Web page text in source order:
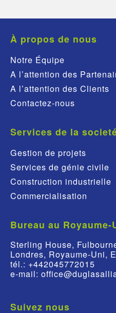
À propos de nous
Notre Équipe
A l’attention des
A l’attention des Clients
Contactez-nous
Services de la
Gestion de projets
Services de génie civile
Construction industrielle
Commercialisation
Bureau au Royaume-
Sterling House,
Londres, Royaume-Uni,
tél.: +442045772015
e-mail:
Suivez nous